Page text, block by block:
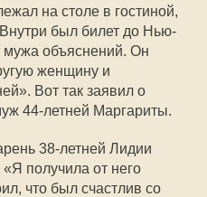
на столе в гостиной,
был билет до Нью-
мужа объяснений. Он
женщину и
Вот так заявил о
44-летней Маргариты.
38-летней Лидии
«Я получила от него
что был счастлив со